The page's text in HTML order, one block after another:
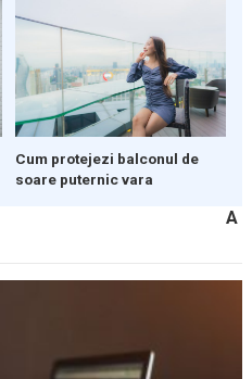
Cum protejezi balconul de
soare puternic vara
A